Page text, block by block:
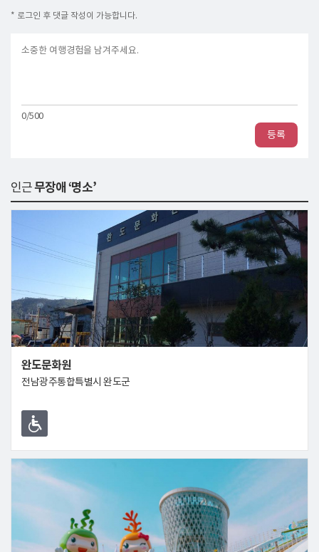
* 로그인 후 댓글 작성이 가능합니다.
0/500
등록
인근무장애 ‘명소’
완도문화원
전남광주통합특별시 완도군